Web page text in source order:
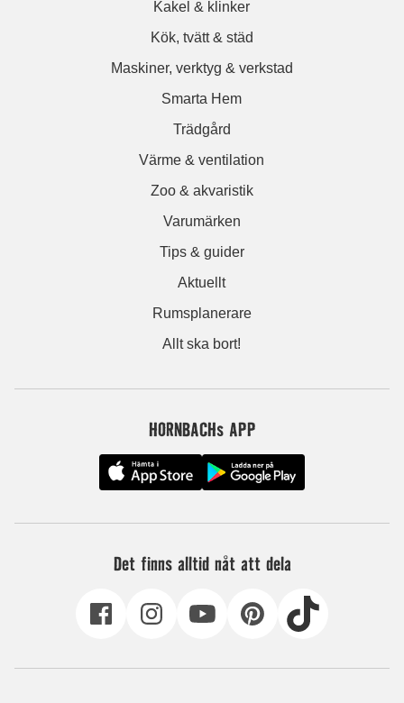
Kakel & klinker
Kök, tvätt & städ
Maskiner, verktyg & verkstad
Smarta Hem
Trädgård
Värme & ventilation
Zoo & akvaristik
Varumärken
Tips & guider
Aktuellt
Rumsplanerare
Allt ska bort!
HORNBACHs APP
Det finns alltid nåt att dela